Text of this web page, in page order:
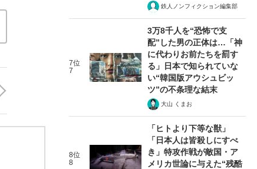
鉄人ノンフィクション編集部
7位
7
3万8千人を“恐怖で支
配”した男の正体は…「神
に代わりお前たちを罰す
る」日本で知られていな
い“韓国版アウシュビッ
ツ”の不条理な結末
大山 くまお
8位
8
「ヒトより下等な獣」
「日本人は皆殺しにすべ
き」特攻作戦が敵国・ア
メリカ世論に与えた“残酷